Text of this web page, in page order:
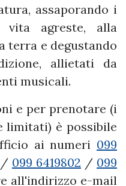
assaporando i
vita agreste, alla
terra e degustando
allietati da
musicali.
e per prenotare (i
limitati) è possibile
ai numeri 099
/ 099 6419802 / 099
all'indirizzo e-mail